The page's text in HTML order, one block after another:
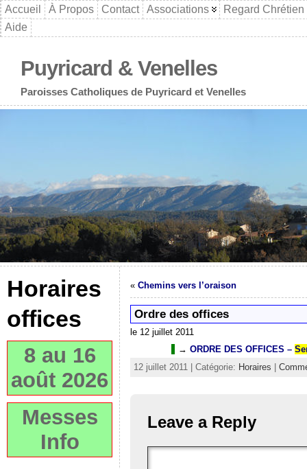
Accueil À Propos Contact Associations
Regard Chrétien
Aide
Puyricard & Venelles
Paroisses Catholiques de Puyricard et Venelles
Horaires
offices
8 au 16
août 2026
Messes
Info
« Chemins vers l’oraison
Ordre des offices
le 12 juillet 2011
→ ORDRE DES OFFICES –
12 juillet 2011 | Catégorie: Horaires
Leave a Reply